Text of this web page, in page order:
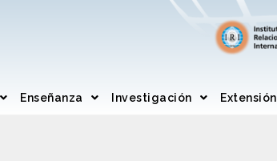
Enseñanza Investigación Extensión